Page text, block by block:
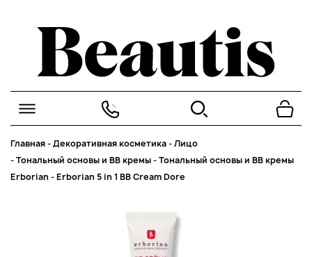
Главная-Декоративная косметика-Лицо
-Тональный основы и BB кремы-Тональный основы и BB кремы
Erborian -Erborian 5 in 1 BB Cream Dore